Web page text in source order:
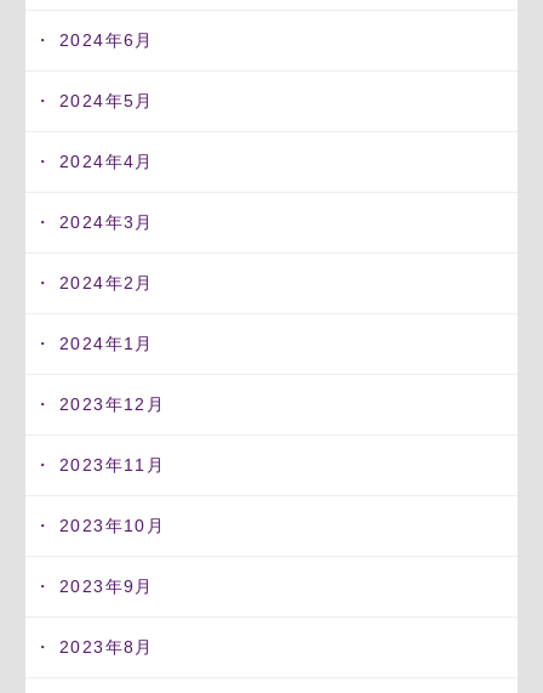
2024年6月
2024年5月
2024年4月
2024年3月
2024年2月
2024年1月
2023年12月
2023年11月
2023年10月
2023年9月
2023年8月